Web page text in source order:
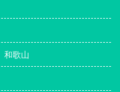
和歌山